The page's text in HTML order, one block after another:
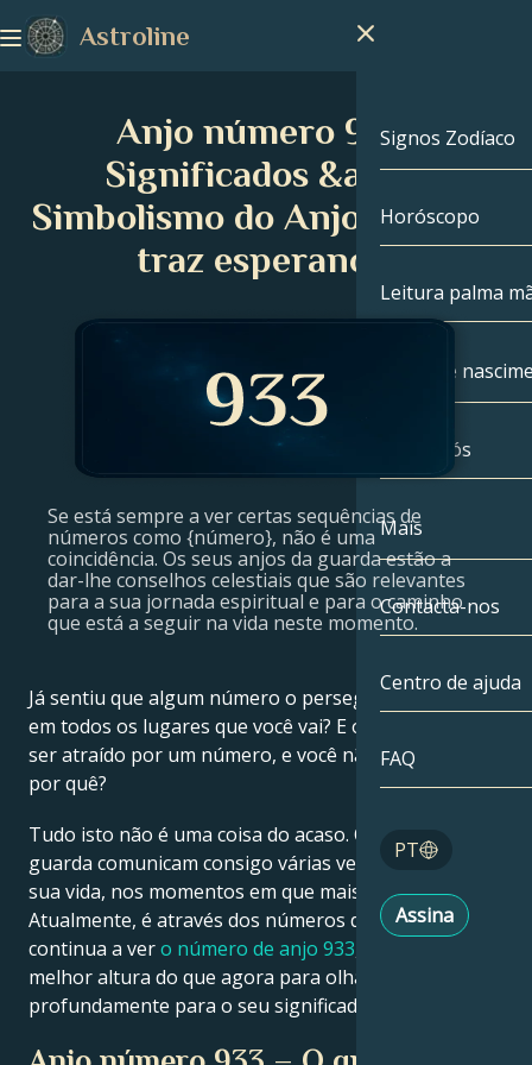
Astroline
Signos Zodíaco
Signos
Capricórnio
Peixes
Touro
Gémeos
Cancro
Leo
Virgem
Sagitário
Horóscopo
Leitura palma
Mapa de
Mapa de
Celebridades
Até à data
Sobre nós
Mais
Tarot
Números de
Contacta-nos
Centro de ajuda
FAQ
PT
English
Assina
Anjo número 933:
Significados &amp;
Simbolismo do Anjo que nos
traz esperança.
Se está sempre a ver certas sequências de
números como {número}, não é uma
coincidência. Os seus anjos da guarda estão a
dar-lhe conselhos celestiais que são relevantes
para a sua jornada espiritual e para o caminho
que está a seguir na vida neste momento.
Já sentiu que algum número o persegue, aparecendo
em todos os lugares que você vai? E o que significa
ser atraído por um número, e você não pode dizer
por quê?
Tudo isto não é uma coisa do acaso. Os seus anjos da
guarda comunicam consigo várias vezes ao longo da
sua vida, nos momentos em que mais precisa deles.
Atualmente, é através dos números de anjo. Quando
continua a vero número de anjo 933
melhor altura do que agora para olhar mais
profundamente para o seu significado.